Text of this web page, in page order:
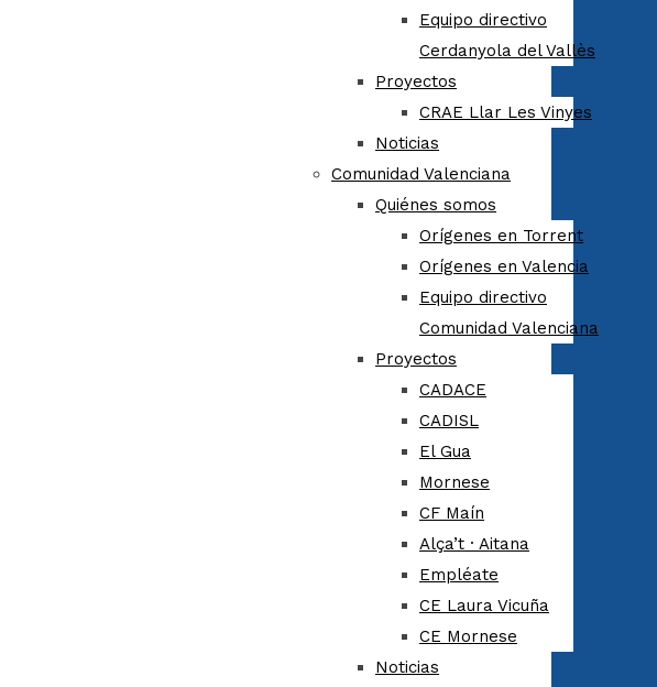
Equipo directivo
Cerdanyola del Vallès
Proyectos
CRAE Llar Les Vinyes
Noticias
Comunidad Valenciana
Quiénes somos
Orígenes en Torrent
Orígenes en Valencia
Equipo directivo
Comunidad Valenciana
Proyectos
CADACE
CADISL
El Gua
Mornese
CF Maín
Alça’t · Aitana
Empléate
CE Laura Vicuña
CE Mornese
Noticias